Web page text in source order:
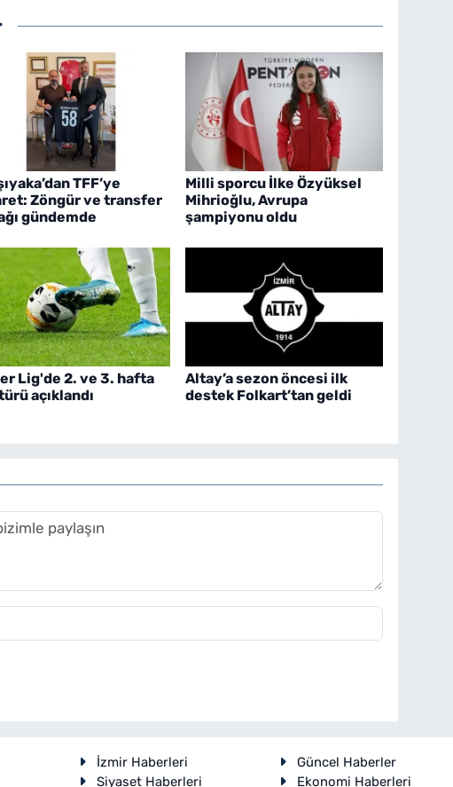
TFF’ye
Zöngür ve transfer
gündemde
Milli sporcu İlke Özyüksel
Mihrioğlu, Avrupa
şampiyonu oldu
Lig'de 2. ve 3. hafta
açıklandı
Altay’a sezon öncesi ilk
destek Folkart’tan geldi
İzmir Haberleri
Güncel Haberler
Siyaset Haberleri
Ekonomi Haberleri